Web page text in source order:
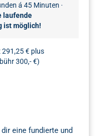
á 45 Minuten ·
laufende
ist möglich!
291,25 € plus
300,- €)
eine fundierte und